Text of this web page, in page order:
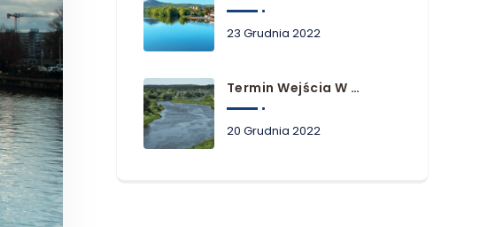
23 Grudnia 2022
Termin Wejścia W Życie Planów Zarządzania Ryzykiem Powodziowym
20 Grudnia 2022